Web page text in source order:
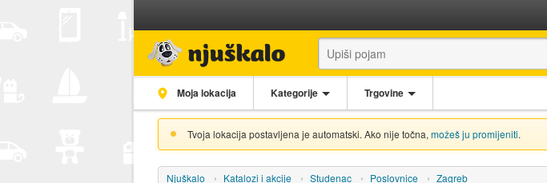
Moja lokacija Kategorije Trgovine
Tvoja lokacija postavljena je automatski. Ako nije točna, možeš ju promijeniti.
Njuškalo Katalozi i akcije Studenac Poslovnice Zagreb